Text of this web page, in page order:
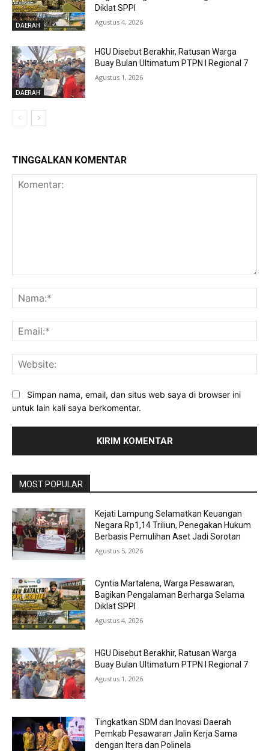
DAERAH
Diklat SPPI
Agustus 4, 2026
DAERAH
HGU Disebut Berakhir, Ratusan Warga
Buay Bulan Ultimatum PTPN I Regional 7
Agustus 1, 2026
TINGGALKAN KOMENTAR
Simpan nama, email, dan situs web saya di browser ini
untuk lain kali saya berkomentar.
MOST POPULAR
Kejati Lampung Selamatkan Keuangan
Negara Rp1,14 Triliun, Penegakan Hukum
Berbasis Pemulihan Aset Jadi Sorotan
Agustus 5, 2026
Cyntia Martalena, Warga Pesawaran,
Bagikan Pengalaman Berharga Selama
Diklat SPPI
Agustus 4, 2026
HGU Disebut Berakhir, Ratusan Warga
Buay Bulan Ultimatum PTPN I Regional 7
Agustus 1, 2026
Tingkatkan SDM dan Inovasi Daerah
Pemkab Pesawaran Jalin Kerja Sama
dengan Itera dan Polinela